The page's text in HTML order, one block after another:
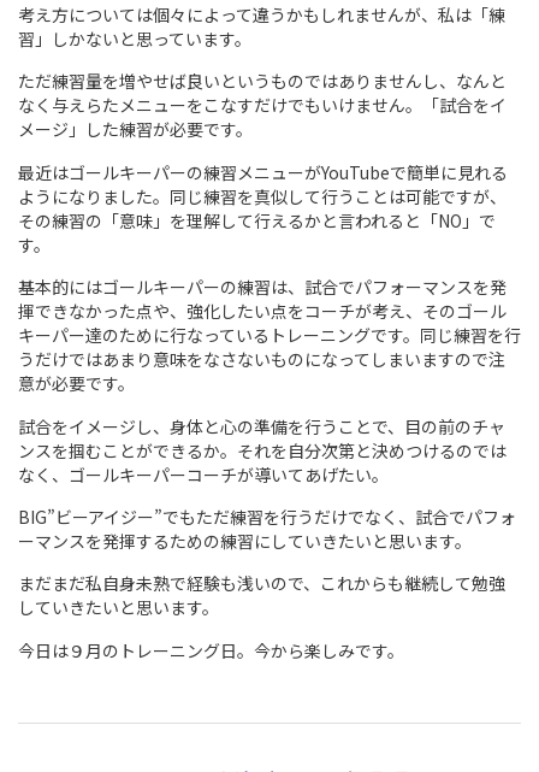
考え方については個々によって違うかもしれませんが、私は「練
習」しかないと思っています。
ただ練習量を増やせば良いというものではありませんし、なんと
なく与えらたメニューをこなすだけでもいけません。「試合をイ
メージ」した練習が必要です。
最近はゴールキーパーの練習メニューがYouTubeで簡単に見れる
ようになりました。同じ練習を真似して行うことは可能ですが、
その練習の「意味」を理解して行えるかと言われると「NO」で
す。
基本的にはゴールキーパーの練習は、試合でパフォーマンスを発
揮できなかった点や、強化したい点をコーチが考え、そのゴール
キーパー達のために行なっているトレーニングです。同じ練習を行
うだけではあまり意味をなさないものになってしまいますので注
意が必要です。
試合をイメージし、身体と心の準備を行うことで、目の前のチャ
ンスを掴むことができるか。それを自分次第と決めつけるのでは
なく、ゴールキーパーコーチが導いてあげたい。
BIG”ビーアイジー”でもただ練習を行うだけでなく、試合でパフォ
ーマンスを発揮するための練習にしていきたいと思います。
まだまだ私自身未熟で経験も浅いので、これからも継続して勉強
していきたいと思います。
今日は９月のトレーニング日。今から楽しみです。